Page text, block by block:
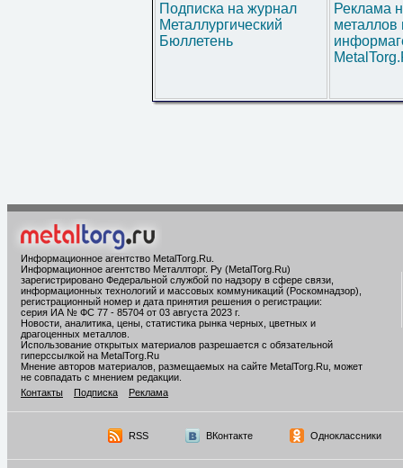
Подписка на журнал
Металлургический
Бюллетень
Реклама
металлов
Информационное агентство MetalTorg.Ru
Информационное агентство Металлторг. Ру (MetalTorg.Ru)
зарегистрировано Федеральной службой по надзору в сфере связи,
информационных технологий и массовых коммуникаций (Роскомнадзор),
регистрационный номер и дата принятия решения о регистрации:
серия ИА № ФС 77 - 85704 от 03 августа 2023 г.
Новости, аналитика, цены, статистика рынка черных, цветных и
драгоценных металлов.
Использование открытых материалов разрешается с обязательной
гиперссылкой на MetalTorg.Ru
Мнение авторов материалов, размещаемых на сайте MetalTorg.Ru, может
не совпадать с мнением редакции.
Контакты
Подписка Реклама
RSS ВКонтакте Одноклассники